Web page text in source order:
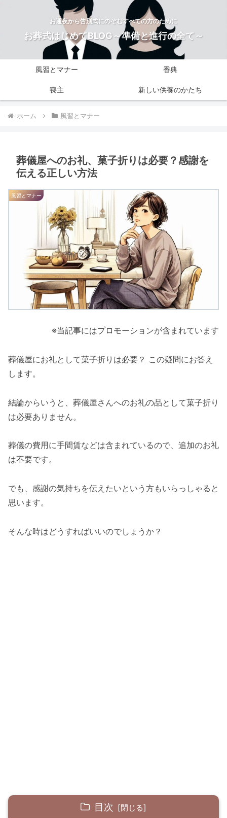
お通夜から告別式にのぞむすべての方のために
お葬式はじめてBLOG～準備と進行の全て～
風習とマナー 香典
喪主 新しい供養のかたち
ホーム 風習とマナー
葬儀屋へのお礼、菓子折りは必要？感謝を
伝える正しい方法
風習とマナー
※当記事にはプロモーションが含まれています
葬儀屋にお礼として菓子折りは必要？ この疑問にお答え
します。
結論からいうと、葬儀屋さんへのお礼の品として菓子折り
は必要ありません。
葬儀の費用に手間賃などは含まれているので、追加のお礼
は不要です。
でも、感謝の気持ちを伝えたいという方もいらっしゃると
思います。
そんな時はどうすればいいのでしょうか？
目次